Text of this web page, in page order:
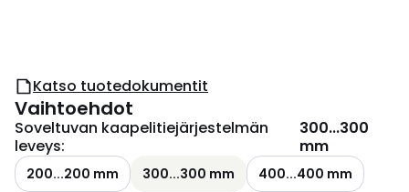
Katso tuotedokumentit
Vaihtoehdot
Soveltuvan kaapelitiejärjestelmän
leveys:
300...300
mm
200...200 mm 300...300 mm
400...400 mm